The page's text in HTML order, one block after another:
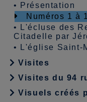
•
Présentation
Numéros 1 à
•
L'écluse des
Citadelle par
•
L'église Saint-
Visites
Visites du 94
Visuels créés